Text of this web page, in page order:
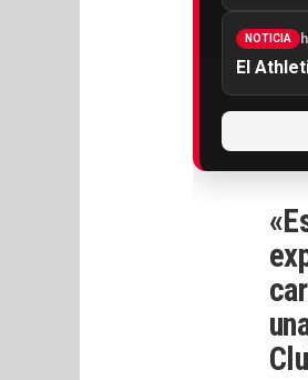
NOTICIA
El